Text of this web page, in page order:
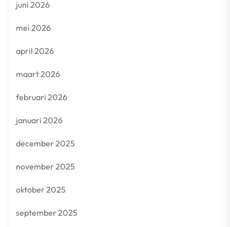
juni 2026
mei 2026
april 2026
maart 2026
februari 2026
januari 2026
december 2025
november 2025
oktober 2025
september 2025